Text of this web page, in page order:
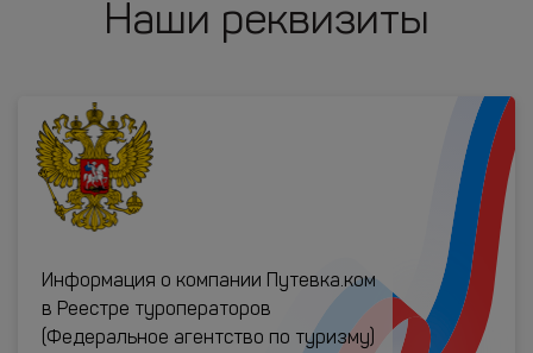
Наши реквизиты
Информация о компании Путевка.ком
в Реестре туроператоров
(Федеральное агентство по туризму)